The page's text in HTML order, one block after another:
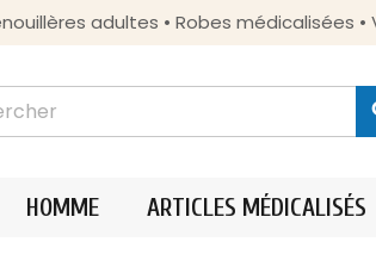
adultes • Robes médicalisées
HOMME ARTICLES MÉDICALISÉS